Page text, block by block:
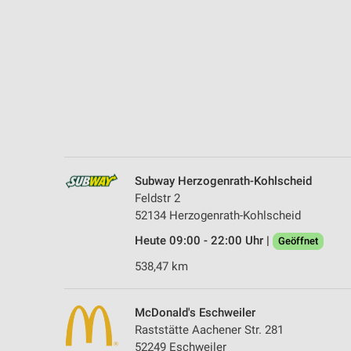
Subway Herzogenrath-Kohlscheid
Feldstr 2
52134 Herzogenrath-Kohlscheid
Heute 09:00 - 22:00 Uhr |
Geöffnet
538,47 km
McDonald's Eschweiler
Raststätte Aachener Str. 281
52249 Eschweiler
Geräte anhand von aktiv angeforderten Informationen
Funktional